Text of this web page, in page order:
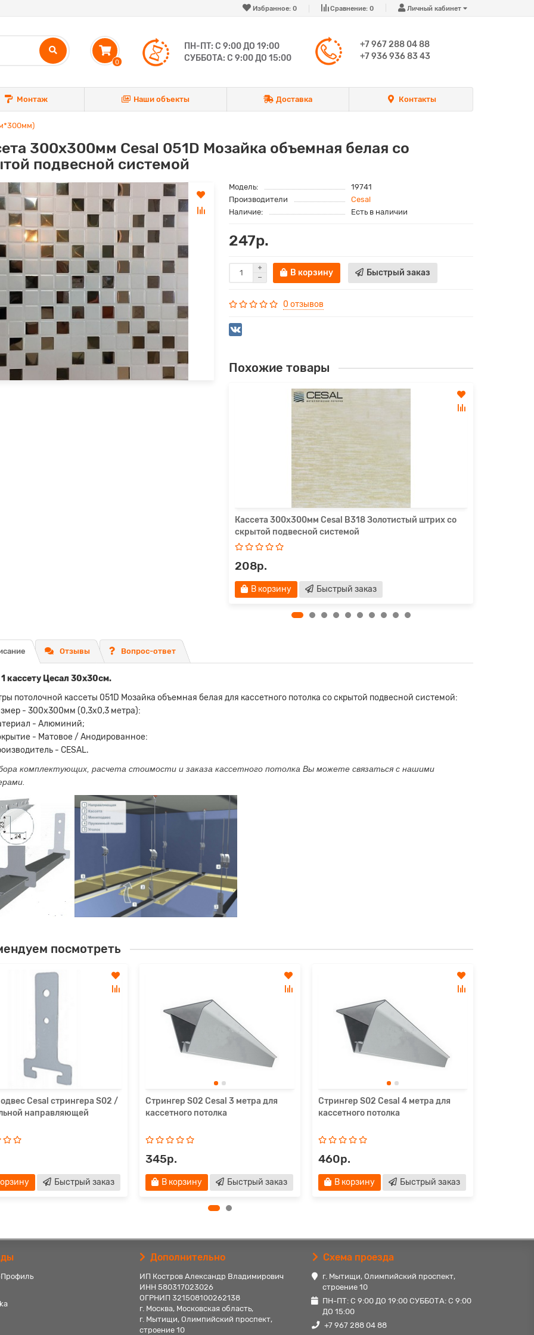
Личный кабинет
Сравнение: 0
Избранное: 0
0
ПН-ПТ: С 9:00 ДО 19:00
СУББОТА: С 9:00 ДО 15:00
+7 967 288 04 88
+7 936 936 83 43
Монтаж Наши объекты Доставка Контакты
300х300мм Cesal 051D Мозайка объемная белая со
подвесной системой
Модель:
19741
Производители
Cesal
Наличие:
Есть в наличии
247р.
В корзину Быстрый заказ
0 отзывов
Похожие товары
Кассета 300х300мм Cesal B318 Золотистый штрих со
скрытой подвесной системой
208р.
В корзину Быстрый заказ
Отзывы Вопрос-ответ
кассету Цесал 30х30см.
потолочной кассеты 051D Мозайка объемная белая для кассетного потолка со скрытой подвесной системой:
- 300х300мм (0,3х0,3 метра):
- Алюминий;
- Матовое / Анодированное:
- CESAL.
комплектующих, расчета стоимости и заказа кассетного потолка Вы можете связаться с нашими
посмотреть
Cesal стрингера S02 /
направляющей
Быстрый заказ
Стрингер S02 Cesal 3 метра для
кассетного потолка
345р.
В корзину Быстрый заказ
Стрингер S02 Cesal 4 метра для
кассетного потолка
460р.
В корзину Быстрый заказ
Дополнительно
ИП Костров Александр Владимирович
ИНН 580317023026
ОГРНИП 321508100262138
г. Москва, Московская область,
г. Мытищи, Олимпийский проспект,
строение 10
Схема проезда
г. Мытищи, Олимпийский проспект,
строение 10
ПН-ПТ: С 9:00 ДО 19:00 СУББОТА: С 9:00
ДО 15:00
+7 967 288 04 88